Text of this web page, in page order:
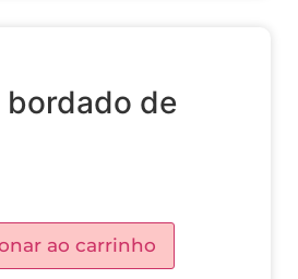
bordado de
ao carrinho